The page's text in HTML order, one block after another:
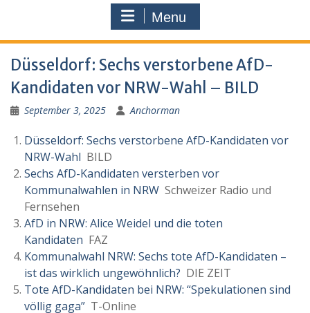
Menu
Düsseldorf: Sechs verstorbene AfD-
Kandidaten vor NRW-Wahl – BILD
September 3, 2025 Anchorman
Düsseldorf: Sechs verstorbene AfD-Kandidaten vor
NRW-Wahl BILD
Sechs AfD-Kandidaten versterben vor
Kommunalwahlen in NRW Schweizer Radio und
Fernsehen
AfD in NRW: Alice Weidel und die toten
Kandidaten FAZ
Kommunalwahl NRW: Sechs tote AfD-Kandidaten –
ist das wirklich ungewöhnlich? DIE ZEIT
Tote AfD-Kandidaten bei NRW: “Spekulationen sind
völlig gaga” T-Online